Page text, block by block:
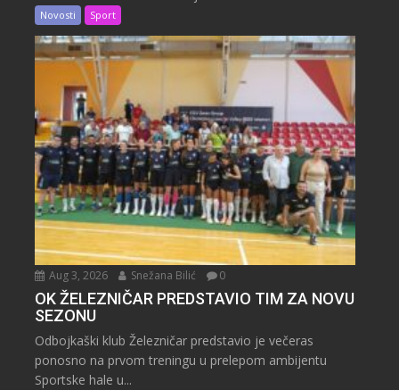
Novosti Sport
Aug 3, 2026 Snežana Bilić 0
OK ŽELEZNIČAR PREDSTAVIO TIM ZA NOVU
SEZONU
Odbojkaški klub Železničar predstavio je večeras
ponosno na prvom treningu u prelepom ambijentu
Sportske hale u...